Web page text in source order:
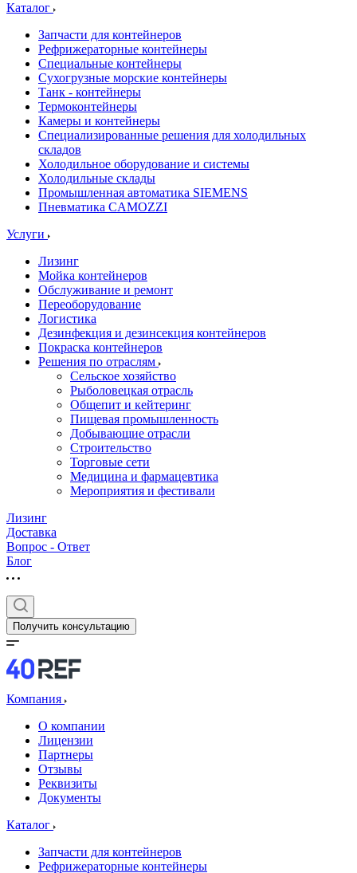
Каталог
Запчасти для контейнеров
Рефрижераторные контейнеры
Специальные контейнеры
Сухогрузные морские контейнеры
Танк - контейнеры
Термоконтейнеры
Камеры и контейнеры
Специализированные решения для холодильных
складов
Холодильное оборудование и системы
Холодильные склады
Промышленная автоматика SIEMENS
Пневматика CAMOZZI
Услуги
Лизинг
Мойка контейнеров
Обслуживание и ремонт
Переоборудование
Логистика
Дезинфекция и дезинсекция контейнеров
Покраска контейнеров
Решения по отраслям
Сельское хозяйство
Рыболовецкая отрасль
Общепит и кейтеринг
Пищевая промышленность
Добывающие отрасли
Строительство
Торговые сети
Медицина и фармацевтика
Мероприятия и фестивали
Лизинг
Доставка
Вопрос - Ответ
Блог
Получить консультацию
Компания
О компании
Лицензии
Партнеры
Отзывы
Реквизиты
Документы
Каталог
Запчасти для контейнеров
Рефрижераторные контейнеры